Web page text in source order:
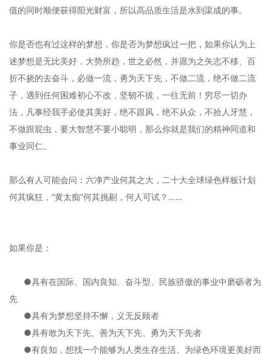
值的同时顺便获得阳光财富，所以高品质生活是水到渠成的事。
你是否也有过这样的梦想，你是否为梦想疯过一把，如果你认为上
述梦想是无比美好，大势所趋，世之必然，并愿为之矢志不移、百
折不挠的去奋斗，必做一流，勇为天下先，不做二流，绝不做二流
子，遇到任何困难初心不改，坚韧不拔，一往无前！穷尽一切办
法，凡事经我手必使其美好，绝不跟风，绝不从众，不拾人牙慧，
不做跟屁虫，要大智慧不要小聪明，那么你就是我们的精神同道和
事业同仁。
那么有人可能会问：六净产业何其之大，二十大全球绿色样板计划
何其疯狂，“黄太痴”何其挑剔，何人可试？……
如果你是：
●具有在国际、国内良知、奋斗型、民族骄傲的事业中磨砺者为
先
●具有为梦想坚持不懈，义无反顾者
●具有敢为天下先、善为天下先、勇为天下先者
●有良知，想找一个能够为人类生存生活、为绿色环境更美好而